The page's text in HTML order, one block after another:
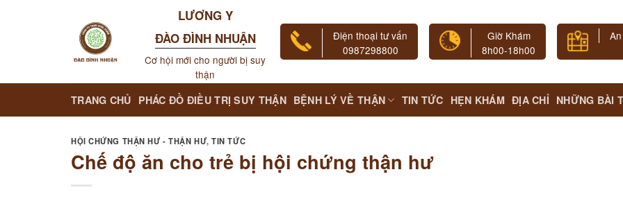
LƯƠNG Y
ĐÀO ĐÌNH NHUẬN
Cơ hội mới cho người bị suy
thận
Điện thoại tư vấn
0987298800
Giờ Khám
8h00-18h00
TRANG CHỦ PHÁC ĐỒ ĐIỀU TRỊ SUY THẬN BỆNH LÝ VỀ THẬN TIN TỨC HẸN KHÁM ĐỊA CHỈ NHỮNG BÀI
HỘI CHỨNG THẬN HƯ - THẬN HƯ,TIN TỨC
Chế độ ăn cho trẻ bị hội chứng thận hư